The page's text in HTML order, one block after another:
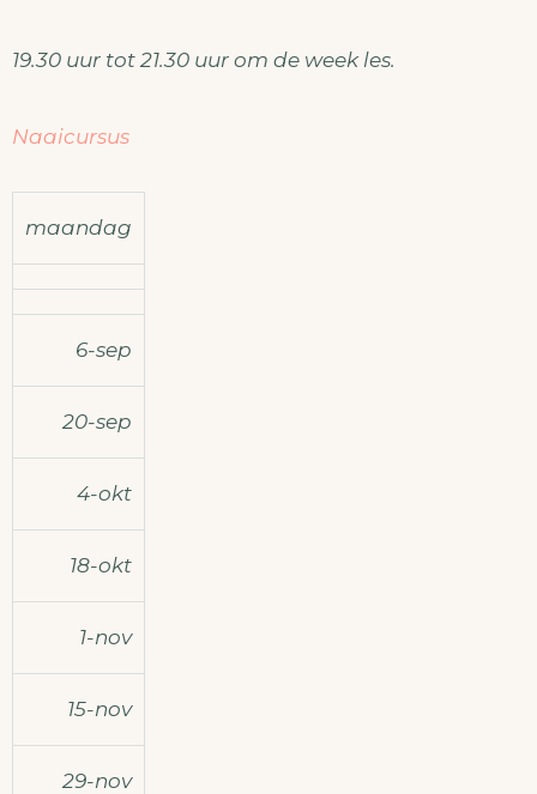
19.30 uur tot 21.30 uur om de week les.
Naaicursus
maandag
6-sep
20-sep
4-okt
18-okt
1-nov
15-nov
29-nov